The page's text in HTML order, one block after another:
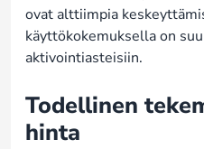
ovat alttiimpia
käyttökokemuksella on
aktivointiasteisiin.
Todellinen
hinta